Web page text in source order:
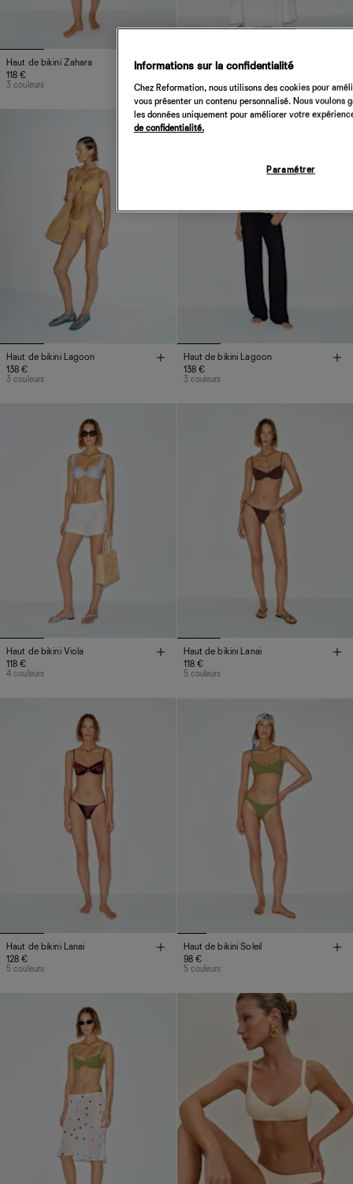
Haut de bikini Zahara
118 €
3 couleurs
Haut de bikini Kaia
5 couleurs
Haut de bikini Lagoon
138 €
3 couleurs
Haut de bikini Lagoon
138 €
3 couleurs
Haut de bikini Viola
118 €
4 couleurs
Haut de bikini Lanai
118 €
5 couleurs
Haut de bikini Lanai
128 €
5 couleurs
Haut de bikini Soleil
98 €
5 couleurs
Informations sur la confidentialité
Chez Reformation, nous utilisons des cookies pour
vous présenter un contenu personnalisé. Nous
les données uniquement pour améliorer votre
de confidentialité.
Paramétrer